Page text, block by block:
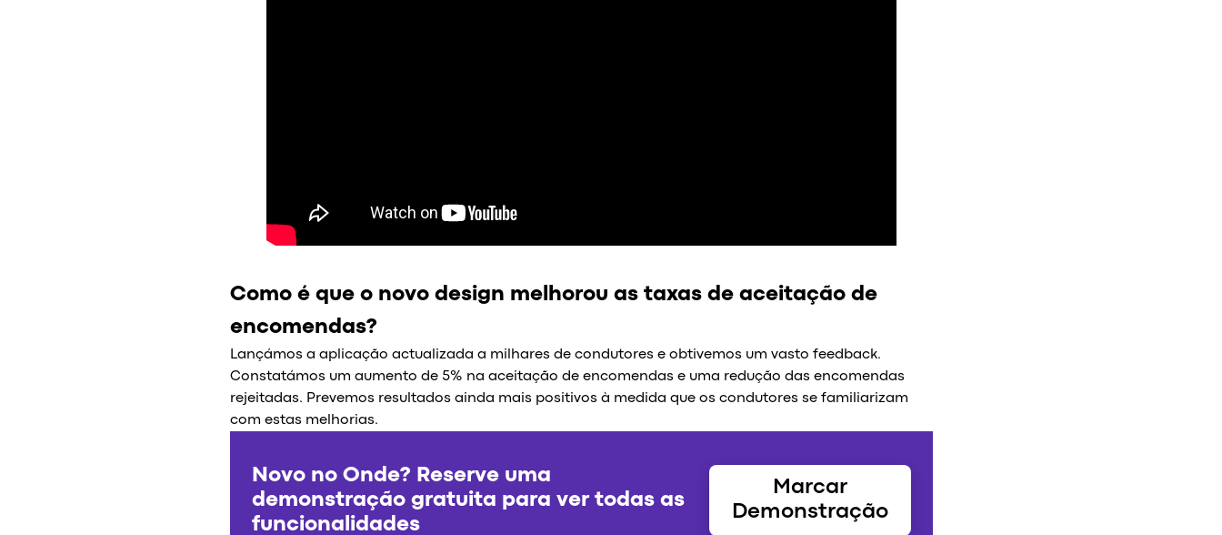
Como é que o novo design melhorou as taxas de aceitação de
encomendas?
Lançámos a aplicação actualizada a milhares de condutores e obtivemos um vasto feedback.
Constatámos um aumento de 5% na aceitação de encomendas e uma redução das encomendas
rejeitadas. Prevemos resultados ainda mais positivos à medida que os condutores se familiarizam
com estas melhorias.
Novo no Onde? Reserve uma
demonstração gratuita para ver todas as
funcionalidades
Marcar
Demonstração